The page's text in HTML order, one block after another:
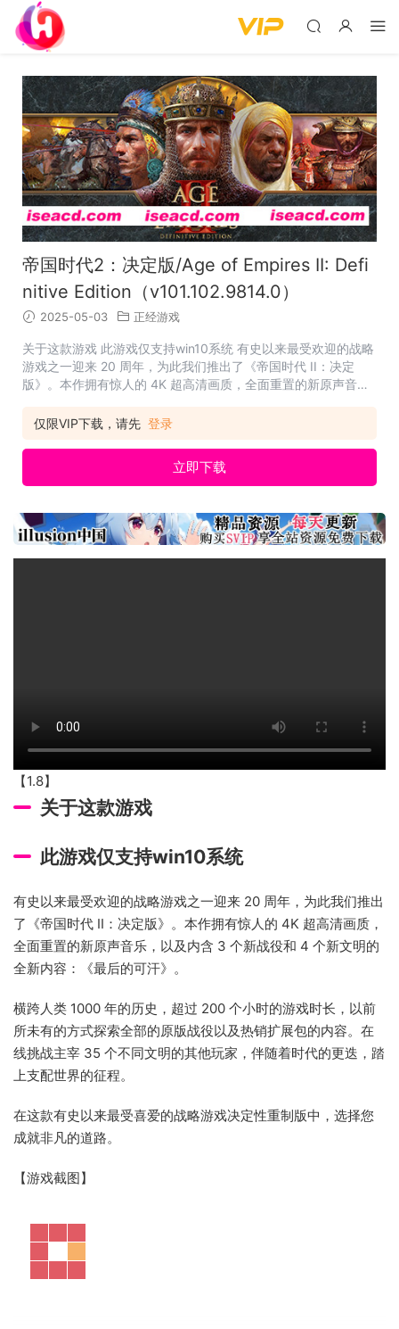
帝国时代2：决定版/Age of Empires II: Defi
nitive Edition（v101.102.9814.0）
2025-05-03 正经游戏
关于这款游戏 此游戏仅支持win10系统 有史以来最受欢迎的战略
游戏之一迎来 20 周年，为此我们推出了《帝国时代 II：决定
版》。本作拥有惊人的 4K 超高清画质，全面重置的新原声音
仅限VIP下载，请先 登录
立即下载
【1.8】
关于这款游戏
此游戏仅支持win10系统
有史以来最受欢迎的战略游戏之一迎来 20 周年，为此我们推出
了《帝国时代 II：决定版》。本作拥有惊人的 4K 超高清画质，
全面重置的新原声音乐，以及内含 3 个新战役和 4 个新文明的
全新内容：《最后的可汗》。
横跨人类 1000 年的历史，超过 200 个小时的游戏时长，以前
所未有的方式探索全部的原版战役以及热销扩展包的内容。在
线挑战主宰 35 个不同文明的其他玩家，伴随着时代的更迭，踏
上支配世界的征程。
在这款有史以来最受喜爱的战略游戏决定性重制版中，选择您
成就非凡的道路。
【游戏截图】